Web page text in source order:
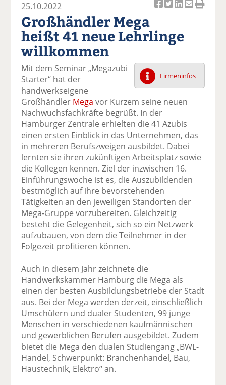
k
uf
F
ac
e
b
o
o
k
te
il
e
n
k
el
wi
tt
er
n
k
el
uf
Li
n
k
di
n
te
il
e
n
er
E
m
ai
v
er
se
n
d
e
ck
e
25.10.2022
Großhändler Mega
heißt 41 neue Lehrlinge
willkommen
Firmeninfos
Mit dem Seminar „Megazubi
Starter“ hat der
handwerkseigene
Großhändler Mega vor Kurzem seine neuen
Nachwuchsfachkräfte begrüßt. In der
Hamburger Zentrale erhielten die 41 Azubis
einen ersten Einblick in das Unternehmen, das
in mehreren Berufszweigen ausbildet. Dabei
lernten sie ihren zukünftigen Arbeitsplatz sowie
die Kollegen kennen. Ziel der inzwischen 16.
Einführungswoche ist es, die Auszubildenden
bestmöglich auf ihre bevorstehenden
Tätigkeiten an den jeweiligen Standorten der
Mega-Gruppe vorzubereiten. Gleichzeitig
besteht die Gelegenheit, sich so ein Netzwerk
aufzubauen, von dem die Teilnehmer in der
Folgezeit profitieren können.
Auch in diesem Jahr zeichnete die
Handwerkskammer Hamburg die Mega als
einen der besten Ausbildungsbetriebe der Stadt
aus. Bei der Mega werden derzeit, einschließlich
Umschülern und dualer Studenten, 99 junge
Menschen in verschiedenen kaufmännischen
und gewerblichen Berufen ausgebildet. Zudem
bietet die Mega den dualen Studiengang „BWL-
Handel, Schwerpunkt: Branchenhandel, Bau,
Haustechnik, Elektro“ an.